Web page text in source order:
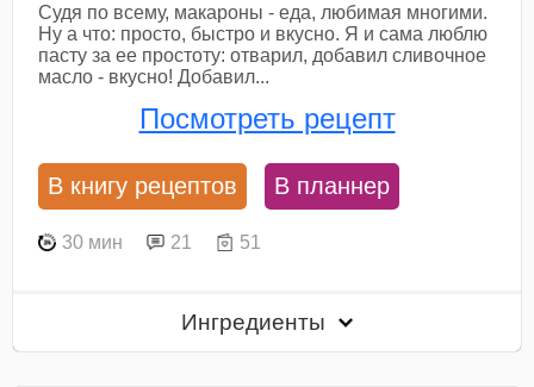
Судя по всему, макароны - еда, любимая многими.
Ну а что: просто, быстро и вкусно. Я и сама люблю
пасту за ее простоту: отварил, добавил сливочное
масло - вкусно! Добавил...
Посмотреть рецепт
В книгу рецептов В планнер
30 мин 21 51
Ингредиенты